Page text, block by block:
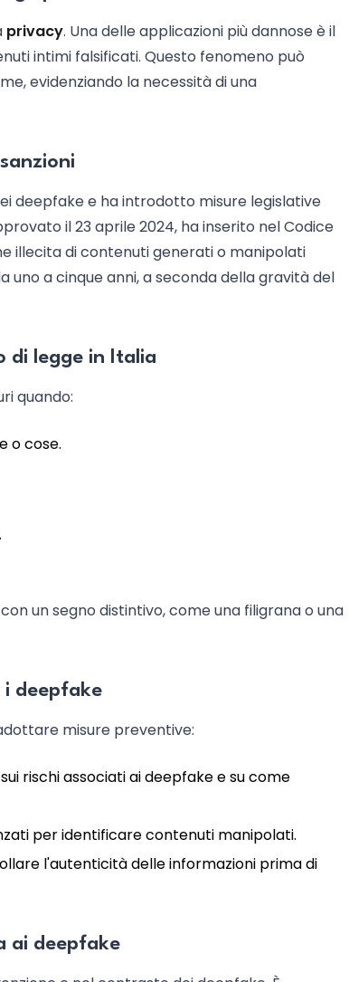
privacy. Una delle applicazioni più dannose è il
intimi falsificati. Questo fenomeno può
evidenziando la necessità di una
deepfake e ha introdotto misure legislative
il 23 aprile 2024, ha inserito nel Codice
illecita di contenuti generati o manipolati
uno a cinque anni, a seconda della gravità del
di legge in Italia
quando:
o cose.
un segno distintivo, come una filigrana o una
i deepfake
misure preventive:
rischi associati ai deepfake e su come
per identificare contenuti manipolati.
l'autenticità delle informazioni prima di
ai deepfake